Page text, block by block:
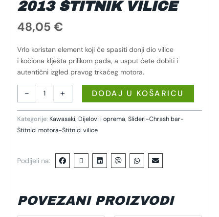
2013 ŠTITNIK VILICE
48,05 €
Vrlo koristan element koji će spasiti donji dio vilice
i kočiona klješta prilikom pada, a usput ćete dobiti i
autentični izgled pravog trkaćeg motora.
- + DODAJ U KOŠARICU
Kategorije: Kawasaki, Dijelovi i oprema, Slideri-Chrash bar-
Štitnici motora-Štitnici vilice
Podijeli na:
POVEZANI PROIZVODI